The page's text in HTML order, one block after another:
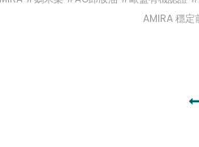
AMIRA 穩定